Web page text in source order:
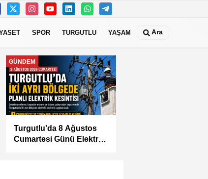
SPOR TURGUTLU YAŞAM Ara
MANİSA
KÜÇÜK SANAYİ
SİTESİ'NİN SORUNLARI